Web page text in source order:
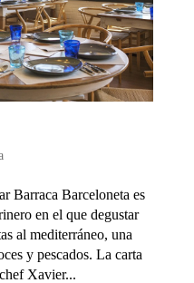
Barraca Barceloneta es
en el que degustar
al mediterráneo, una
y pescados. La carta
Xavier...